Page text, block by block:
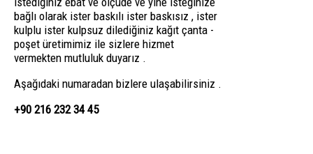
bağlı olarak ister baskılı ister baskısız , ister
kulplu ister kulpsuz dilediğiniz kağıt çanta -
poşet üretimimiz ile sizlere hizmet
vermekten mutluluk duyarız .
Aşağıdaki numaradan bizlere ulaşabilirsiniz .
+90 216 232 34 45